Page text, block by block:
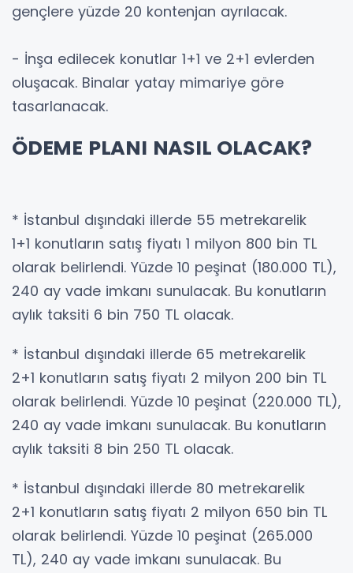
gençlere yüzde 20 kontenjan ayrılacak.
- İnşa edilecek konutlar 1+1 ve 2+1 evlerden
oluşacak. Binalar yatay mimariye göre
tasarlanacak.
ÖDEME PLANI NASIL OLACAK?
* İstanbul dışındaki illerde 55 metrekarelik
1+1 konutların satış fiyatı 1 milyon 800 bin TL
olarak belirlendi. Yüzde 10 peşinat (180.000 TL),
240 ay vade imkanı sunulacak. Bu konutların
aylık taksiti 6 bin 750 TL olacak.
* İstanbul dışındaki illerde 65 metrekarelik
2+1 konutların satış fiyatı 2 milyon 200 bin TL
olarak belirlendi. Yüzde 10 peşinat (220.000 TL),
240 ay vade imkanı sunulacak. Bu konutların
aylık taksiti 8 bin 250 TL olacak.
* İstanbul dışındaki illerde 80 metrekarelik
2+1 konutların satış fiyatı 2 milyon 650 bin TL
olarak belirlendi. Yüzde 10 peşinat (265.000
TL), 240 ay vade imkanı sunulacak. Bu